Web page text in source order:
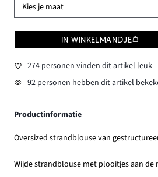
Kies je maat
IN WINKELMANDJE
274 personen vinden dit artikel leuk
92 personen hebben dit artikel
Productinformatie
Oversized strandblouse van
Wijde strandblouse met plooitjes aan de